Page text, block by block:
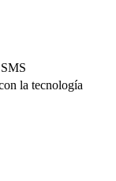
la tecnología